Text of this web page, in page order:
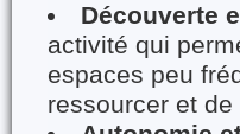
Découverte
activité qui
espaces peu
ressourcer et